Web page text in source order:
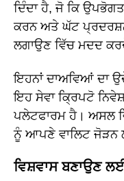
ਦਿੰਦਾ ਹੈ, ਜੋ ਕਿ
ਕਰਨ ਅਤੇ ਘੱਟ
ਲਗਾਉਣ ਵਿੱਚ ਮਦਦ
ਇਹਨਾਂ ਦਾਅਵਿਆਂ ਦਾ
ਇਹ ਸੇਵਾ ਕ੍ਰਿਪਟੋ
ਪਲੇਟਫਾਰਮ ਹੈ। ਅਸਲ
ਨੂੰ ਆਪਣੇ ਵਾਲਿਟ ਜੋੜਨ
ਵਿਸ਼ਵਾਸ ਬਣਾਉਣ